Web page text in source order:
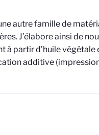
autre famille de
J’élabore ainsi de
à partir d’huile
additive